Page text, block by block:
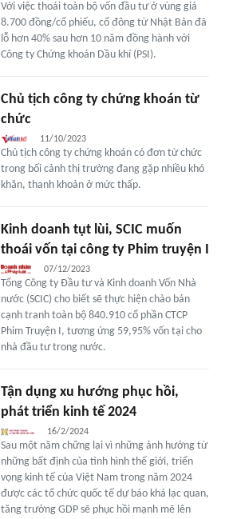
Với việc thoái toàn bộ vốn đầu tư ở vùng giá
8.700 đồng/cổ phiếu, cổ đông từ Nhật Bản đã
lỗ hơn 40% sau hơn 10 năm đồng hành với
Công ty Chứng khoán Dầu khí (PSI).
Chủ tịch công ty chứng khoán từ
chức
11/10/2023
Chủ tịch công ty chứng khoán có đơn từ chức
trong bối cảnh thị trường đang gặp nhiều khó
khăn, thanh khoản ở mức thấp.
Kinh doanh tụt lùi, SCIC muốn
thoái vốn tại công ty Phim truyện I
07/12/2023
Tổng Công ty Đầu tư và Kinh doanh Vốn Nhà
nước (SCIC) cho biết sẽ thực hiện chào bán
cạnh tranh toàn bộ 840.910 cổ phần CTCP
Phim Truyện I, tương ứng 59,95% vốn tại cho
nhà đầu tư trong nước.
Tận dụng xu hướng phục hồi,
phát triển kinh tế 2024
16/2/2024
Sau một năm chững lại vì những ảnh hưởng từ
những bất định của tình hình thế giới, triển
vọng kinh tế của Việt Nam trong năm 2024
được các tổ chức quốc tế dự báo khá lạc quan,
tăng trưởng GDP sẽ phục hồi mạnh mẽ lên